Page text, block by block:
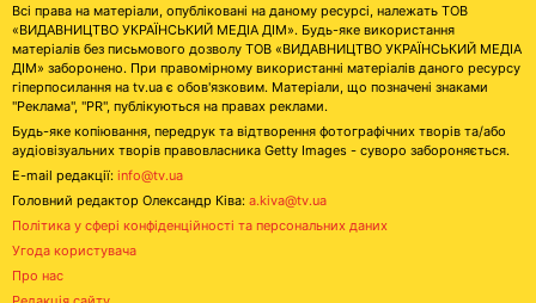
Всі права на матеріали, опубліковані на даному ресурсі, належать ТОВ
«ВИДАВНИЦТВО УКРАЇНСЬКИЙ МЕДІА ДІМ». Будь-яке використання
матеріалів без письмового дозволу ТОВ «ВИДАВНИЦТВО УКРАЇНСЬКИЙ МЕДІА
ДІМ» заборонено. При правомірному використанні матеріалів даного ресурсу
гіперпосилання на tv.ua є обов'язковим. Матеріали, що позначені знаками
"Реклама", "PR", публікуються на правах реклами.
Будь-яке копіювання, передрук та відтворення фотографічних творів та/або
аудіовізуальних творів правовласника Getty Images - суворо забороняється.
E-mail редакції: info@tv.ua
Головний редактор Олександр Ківа: a.kiva@tv.ua
Політика у сфері конфіденційності та персональних даних
Угода користувача
Про нас